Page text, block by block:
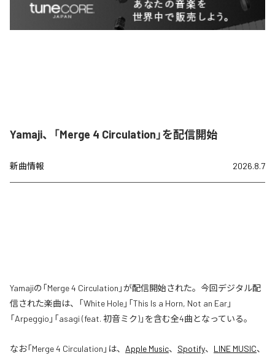
Yamaji、「Merge 4 Circulation」を配信開始
新曲情報 2026.8.7
Yamajiの「Merge 4 Circulation」が配信開始された。今回デジタル配
信された楽曲は、「White Hole」「This Is a Horn, Not an Ear」
「Arpeggio」「asagi (feat. 初音ミク)」を含む全4曲となっている。
なお「Merge 4 Circulation 」は、 Apple Music、 Spotify、 LINE MUSIC、